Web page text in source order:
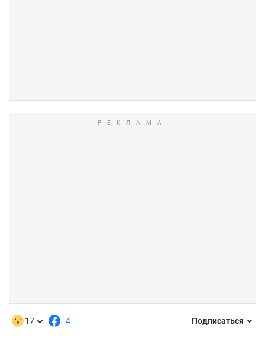
17 4 Подписаться